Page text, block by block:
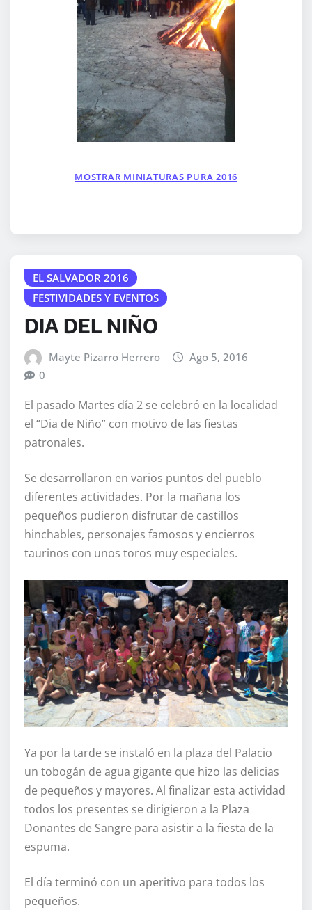
MOSTRAR MINIATURAS PURA 2016
EL SALVADOR 2016
FESTIVIDADES Y EVENTOS
DIA DEL NIÑO
Mayte Pizarro Herrero
Ago 5, 2016
0
El pasado Martes día 2 se celebró en la localidad
el “Dia de Niño” con motivo de las fiestas
patronales.
Se desarrollaron en varios puntos del pueblo
diferentes actividades. Por la mañana los
pequeños pudieron disfrutar de castillos
hinchables, personajes famosos y encierros
taurinos con unos toros muy especiales.
Ya por la tarde se instaló en la plaza del Palacio
un tobogán de agua gigante que hizo las delicias
de pequeños y mayores. Al finalizar esta actividad
todos los presentes se dirigieron a la Plaza
Donantes de Sangre para asistir a la fiesta de la
espuma.
El día terminó con un aperitivo para todos los
pequeños.